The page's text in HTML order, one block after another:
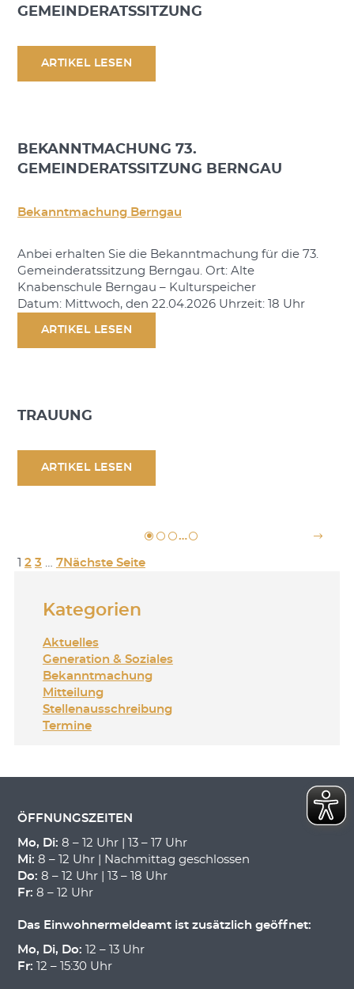
GEMEINDERATSSITZUNG
ARTIKEL LESEN
BEKANNTMACHUNG 73.
GEMEINDERATSSITZUNG BERNGAU
Bekanntmachung Berngau
Anbei erhalten Sie die Bekanntmachung für die 73.
Gemeinderatssitzung Berngau. Ort: Alte
Knabenschule Berngau – Kulturspeicher
Datum: Mittwoch, den 22.04.2026 Uhrzeit: 18 Uhr
ARTIKEL LESEN
TRAUUNG
ARTIKEL LESEN
…
2 3 … 7Nächste Seite
Kategorien
Aktuelles
Generation & Soziales
Bekanntmachung
Mitteilung
Stellenausschreibung
Termine
ÖFFNUNGSZEITEN
Mo, Di: 8 – 12 Uhr | 13 – 17 Uhr
Mi: 8 – 12 Uhr | Nachmittag geschlossen
Do: 8 – 12 Uhr | 13 – 18 Uhr
Fr: 8 – 12 Uhr
Das Einwohnermeldeamt ist zusätzlich geöffnet:
Mo, Di, Do: 12 – 13 Uhr
Fr: 12 – 15:30 Uhr